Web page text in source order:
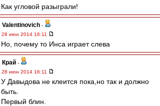
Как угловой разыграли!
Valentinovich -
28 июн 2014 16:11
Но, почему то Инса играет слева
Край -
28 июн 2014 16:11
У Давыдова не клеится пока,но так и должно
быть.
Первый блин.